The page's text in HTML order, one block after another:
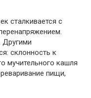
сталкивается с
Другими
склонность к
мучительного кашля
пищи,